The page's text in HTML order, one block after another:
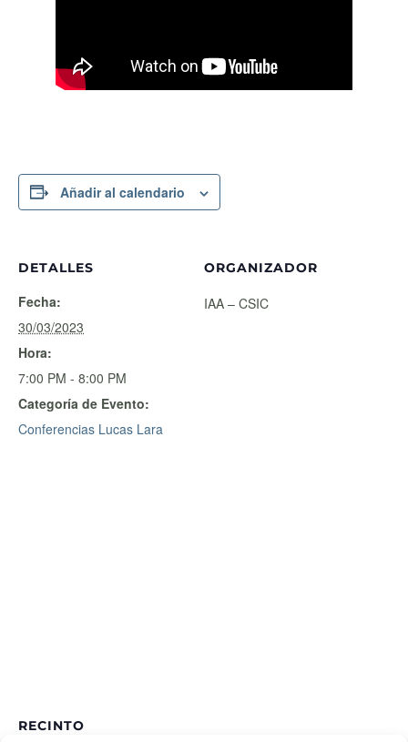
Añadir al calendario
DETALLES
Fecha:
30/03/2023
Hora:
7:00 PM - 8:00 PM
Categoría de Evento:
Conferencias Lucas Lara
ORGANIZADOR
IAA – CSIC
RECINTO